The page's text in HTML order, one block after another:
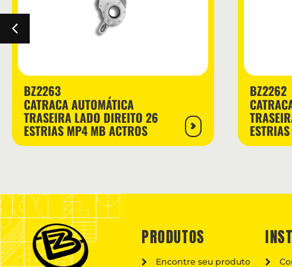
BZ2263
CATRACA AUTOMÁTICA
TRASEIRA LADO DIREITO 26
ESTRIAS MP4 MB ACTROS
BZ2262
PRODUTOS
Encontre seu produto